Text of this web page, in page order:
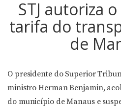
STJ autoriza
tarifa do
de
O presidente do Superior
ministro Herman Benjamin,
do município de Manaus e